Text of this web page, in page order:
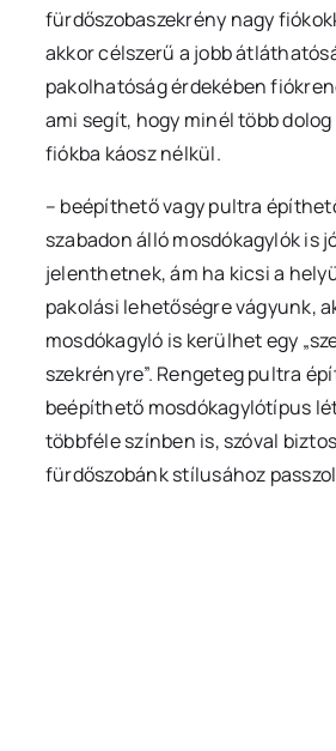
fürdőszobaszekrény nagy
akkor célszerű a jobb
pakolhatóság érdekében
ami segít, hogy minél több
fiókba káosz nélkül.
– beépíthető vagy pultra
szabadon álló mosdókagylók is
jelenthetnek, ám ha kicsi a
pakolási lehetőségre vágyunk,
mosdókagyló is kerülhet egy
szekrényre”. Rengeteg pultra
beépíthető mosdókagylótípus
többféle színben is, szóval
fürdőszobánk stílusához